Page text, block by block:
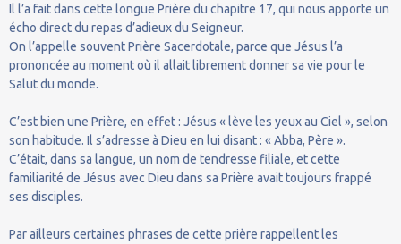
Il l’a fait dans cette longue Prière du chapitre 17, qui nous apporte un
écho direct du repas d’adieux du Seigneur.
On l’appelle souvent Prière Sacerdotale, parce que Jésus l’a
prononcée au moment où il allait librement donner sa vie pour le
Salut du monde.
C’est bien une Prière, en effet : Jésus « lève les yeux au Ciel », selon
son habitude. Il s’adresse à Dieu en lui disant : « Abba, Père ».
C’était, dans sa langue, un nom de tendresse filiale, et cette
familiarité de Jésus avec Dieu dans sa Prière avait toujours frappé
ses disciples.
Par ailleurs certaines phrases de cette prière rappellent les